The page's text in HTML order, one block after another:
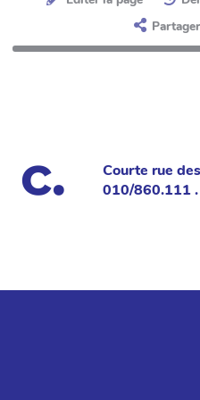
Partager
Courte rue
010/860.111